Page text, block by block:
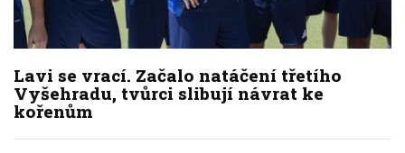
Lavi se vrací. Začalo natáčení třetího
Vyšehradu, tvůrci slibují návrat ke
kořenům